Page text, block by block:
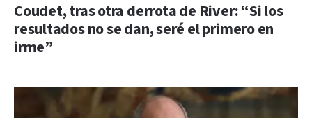
Coudet, tras otra derrota de River: “Si los
resultados no se dan, seré el primero en
irme”